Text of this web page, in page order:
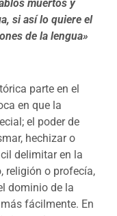
muertos y
si así lo quiere el
de la lengua»
parte en el
en que la
el poder de
hechizar o
delimitar en la
religión o profecía,
dominio de la
fácilmente. En